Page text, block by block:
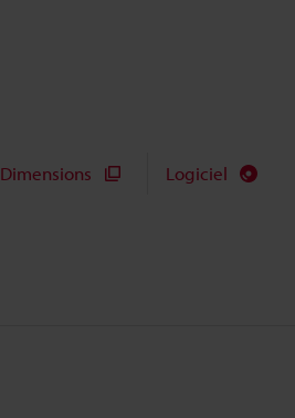
Dimensions Logiciel